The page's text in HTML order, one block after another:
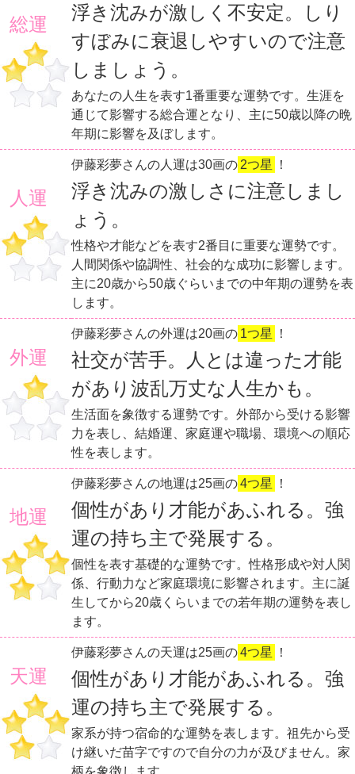
総運
浮き沈みが激しく不安定。しり
すぼみに衰退しやすいので注意
しましょう。
あなたの人生を表す1番重要な運勢です。生涯を
通じて影響する総合運となり、主に50歳以降の晩
年期に影響を及ぼします。
人運
伊藤彩夢さんの人運は30画の 2つ星 ！
浮き沈みの激しさに注意しまし
ょう。
性格や才能などを表す2番目に重要な運勢です。
人間関係や協調性、社会的な成功に影響します。
主に20歳から50歳ぐらいまでの中年期の運勢を表
します。
外運
伊藤彩夢さんの外運は20画の 1つ星 ！
社交が苦手。人とは違った才能
があり波乱万丈な人生かも。
生活面を象徴する運勢です。外部から受ける影響
力を表し、結婚運、家庭運や職場、環境への順応
性を表します。
地運
伊藤彩夢さんの地運は25画の4つ星 ！
個性があり才能があふれる。強
運の持ち主で発展する。
個性を表す基礎的な運勢です。性格形成や対人関
係、行動力など家庭環境に影響されます。主に誕
生してから20歳くらいまでの若年期の運勢を表し
ます。
天運
伊藤彩夢さんの天運は25画の4つ星 ！
個性があり才能があふれる。強
運の持ち主で発展する。
家系が持つ宿命的な運勢を表します。祖先から受
け継いだ苗字ですので自分の力が及びません。家
柄を象徴します。